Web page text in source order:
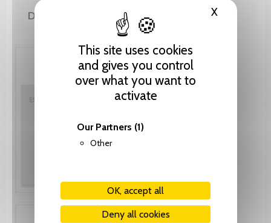
This site uses cookies
and gives you control
over what you want to
activate
Our Partners (1)
Other
OK, accept all
Deny all cookies
XHide
DE LA MÊME COLLECTION